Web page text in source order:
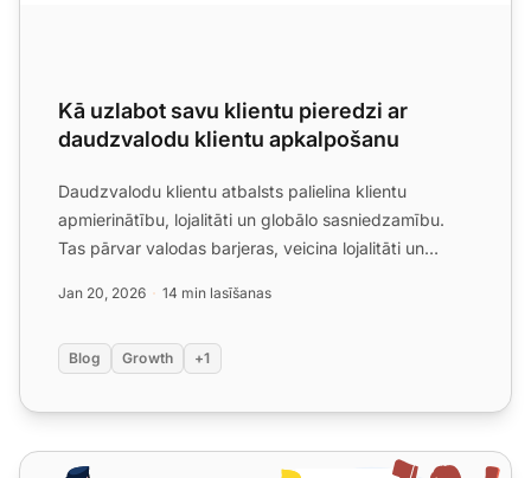
Kā uzlabot savu klientu pieredzi ar
daudzvalodu klientu apkalpošanu
Daudzvalodu klientu atbalsts palielina klientu
apmierinātību, lojalitāti un globālo sasniedzamību.
Tas pārvar valodas barjeras, veicina lojalitāti un
Jan 20, 2026 14 min lasīšanas
Blog Growth +1
Kā sniegt labāko klientu apkalpošanu loģistikā